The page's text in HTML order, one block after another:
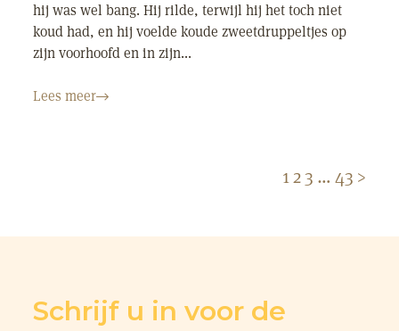
hij was wel bang. Hij rilde, terwijl hij het toch niet
koud had, en hij voelde koude zweetdruppeltjes op
zijn voorhoofd en in zijn...
Lees meer
123 … 43 >
Schrijf u in voor de